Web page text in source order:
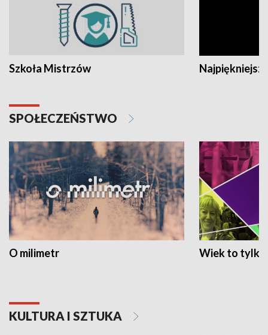
Szkoła Mistrzów
SPOŁECZEŃSTWO
O milimetr Wiek to tylko
KULTURA I SZTUKA